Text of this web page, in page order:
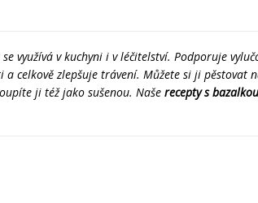
využívá v kuchyni i v léčitelství. Podporuje
celkově zlepšuje trávení. Můžete si ji pěstovat
ji též jako sušenou. Naše recepty s bazalkou